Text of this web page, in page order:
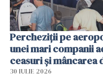
Percheziții pe
unei mari companii
ceasuri și mâncarea
30 IULIE 2026